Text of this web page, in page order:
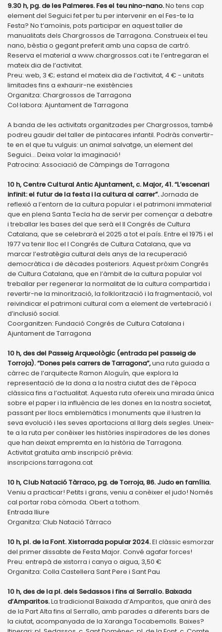
9.30 h, pg. de les Palmeres. Fes el teu nino-nano.No tens cap
element del Seguici fet per tu per intervenir en el Fes-te la
Festa? No t’amoïnis, pots participar en aquest taller de
manualitats dels Chargrossos de Tarragona. Construeix el teu
nano, bèstia o gegant preferit amb una capsa de cartró.
Reserva el material a www.chargrossos.cat i te l’entregaran el
mateix dia de l’activitat.
Preu: web, 3 €; estand el mateix dia de l’activitat, 4 € - unitats
limitades fins a exhaurir-ne existències
Organitza: Chargrossos de Tarragona
Col·labora: Ajuntament de Tarragona
A banda de les activitats organitzades per Chargrossos, també
podreu gaudir del taller de pintacares infantil. Podràs convertir-
te en el que tu vulguis: un animal salvatge, un element del
Seguici… Deixa volar la imaginació!
Patrocina: Associació de Càmpings de Tarragona
10 h, Centre Cultural Antic Ajuntament, c. Major, 41. “L’escenari
infinit: el futur de la festa i la cultura al carrer”. Jornada de
reflexió a l’entorn de la cultura popular i el patrimoni immaterial
que en plena Santa Tecla ha de servir per començar a debatre
i treballar les bases del que serà el II Congrés de Cultura
Catalana, que se celebrarà el 2025 a tot el país. Entre el 1975 i el
1977 va tenir lloc el I Congrés de Cultura Catalana, que va
marcar l’estratègia cultural dels anys de la recuperació
democràtica i de dècades posteriors. Aquest pròxim Congrés
de Cultura Catalana, que en l’àmbit de la cultura popular vol
treballar per regenerar la normalitat de la cultura compartida i
revertir-ne la minorització, la folklorització i la fragmentació, vol
reivindicar el patrimoni cultural com a element de vertebració i
d’inclusió social.
Coorganitzen: Fundació Congrés de Cultura Catalana i
Ajuntament de Tarragona
10 h, des del Passeig Arqueològic (entrada pel passeig de
Torroja). “Dones pels carrers de Tarragona”,una ruta guiada a
càrrec de l’arquitecte Ramon Aloguín, que explora la
representació de la dona a la nostra ciutat des de l’època
clàssica fins a l’actualitat. Aquesta ruta ofereix una mirada única
sobre el paper i la influència de les dones en la nostra societat,
passant per llocs emblemàtics i monuments que il·lustren la
seva evolució i les seves aportacions al llarg dels segles. Uneix-
te a la ruta per conèixer les històries inspiradores de les dones
que han deixat empremta en la història de Tarragona.
Activitat gratuïta amb inscripció prèvia:
inscripcions.tarragona.cat
10 h, Club Natació Tàrraco, pg. de Torroja, 86. Judo en família.
Veniu a practicar! Petits i grans, veniu a conèixer el judo! Només
cal portar roba còmoda. Obert a tothom.
Entrada lliure
Organitza: Club Natació Tàrraco
10 h, pl. de la Font. Xistorrada popular 2024.El clàssic esmorzar
del primer dissabte de Festa Major. Convé agafar forces!
Preu: entrepà de xistorra i canya o aigua, 3,50 €
Organitza: Colla Castellera Sant Pere i Sant Pau
10 h, des de la pl. dels Sedassos i fins al Serrallo. Baixada
d’Amparitos.La tradicional Baixada d’Amparitos, que anirà des
de la Part Alta fins al Serrallo, amb parades a diferents bars de
la ciutat, acompanyada de la Xaranga Tocabemolls. Baixes?